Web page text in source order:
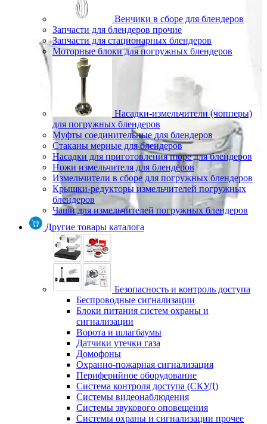
Венчики в сборе для блендеров
Запчасти для блендеров прочие
Запчасти для стационарных блендеров
Моторные блоки для погружных блендеров
Насадки-измельчители (чопперы)
для погружных блендеров
Муфты соединительные для блендеров
Стаканы мерные для блендеров
Насадки для приготовления пюре для блендеров
Ножи измельчителя для блендеров
Измельчители в сборе для погружных блендеров
Крышки-редукторы измельчителей погружных
блендеров
Чаши для измельчителей погружных блендеров
Другие товары каталога
Безопасность и контроль доступа
Беспроводные сигнализации
Блоки питания систем охраны и
сигнализации
Ворота и шлагбаумы
Датчики утечки газа
Домофоны
Охранно-пожарная сигнализация
Периферийное оборудование
Система контроля доступа (СКУД)
Системы видеонаблюдения
Системы звукового оповещения
Системы охраны и сигнализации прочее